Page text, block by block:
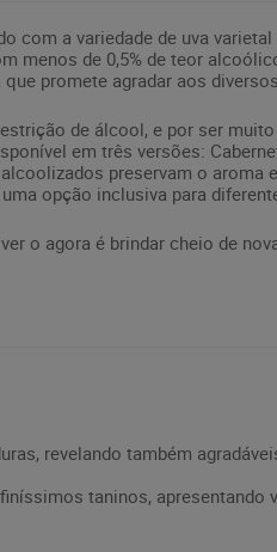
com a variedade de uva
menos de 0,5% de teor
promete agradar aos
de álcool, e por ser
em três versões:
preservam o
opção inclusiva para
o agora é brindar cheio de
revelando também
taninos, apresentando